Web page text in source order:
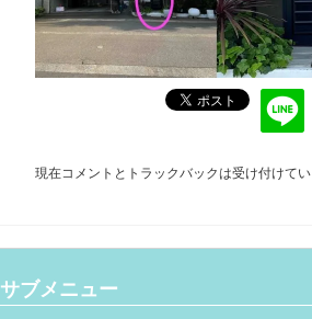
現在コメントとトラックバックは受け付けてい
サブメニュー